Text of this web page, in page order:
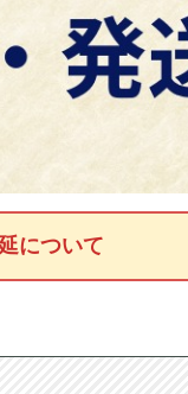
について